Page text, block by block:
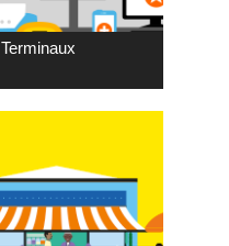
Terminaux